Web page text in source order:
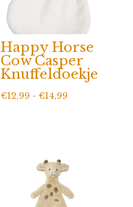
Happy Horse
Cow Casper
Knuffeldoekje
€12,99 - €14,99